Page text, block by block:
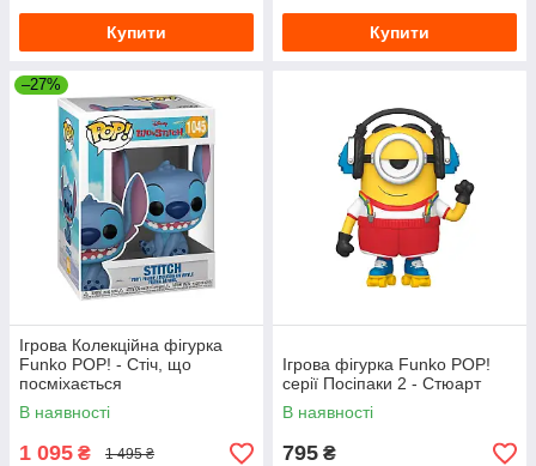
Купити Купити
–27%
Ігрова Колекційна фігурка
Funko POP! - Стіч, що
посміхається
В наявності
1 095 ₴ 1 495 ₴
Ігрова фігурка Funko POP!
cерії Посіпаки 2 - Стюарт
В наявності
795 ₴